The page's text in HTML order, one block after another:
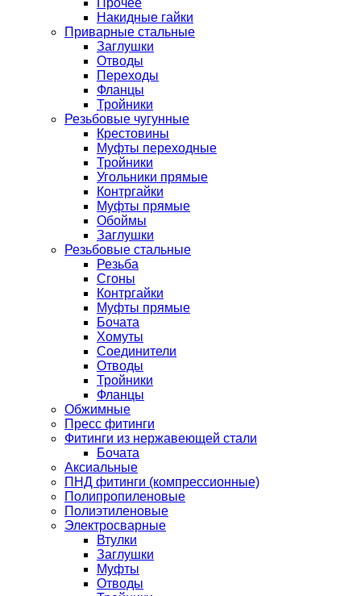
Прочее
Накидные гайки
Приварные стальные
Заглушки
Отводы
Переходы
Фланцы
Тройники
Резьбовые чугунные
Крестовины
Муфты переходные
Тройники
Угольники прямые
Контргайки
Муфты прямые
Обоймы
Заглушки
Резьбовые стальные
Резьба
Сгоны
Контргайки
Муфты прямые
Бочата
Хомуты
Соединители
Отводы
Тройники
Фланцы
Обжимные
Пресс фитинги
Фитинги из нержавеющей стали
Бочата
Аксиальные
ПНД фитинги (компрессионные)
Полипропиленовые
Полиэтиленовые
Электросварные
Втулки
Заглушки
Муфты
Отводы